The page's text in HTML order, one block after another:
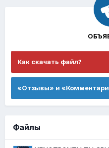
Как скачать файл?
«Отзывы» и
Файлы